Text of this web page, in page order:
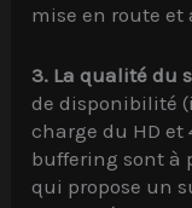
mise en route et
3. La qualité du
de disponibilité
charge du HD
buffering sont à
qui propose un